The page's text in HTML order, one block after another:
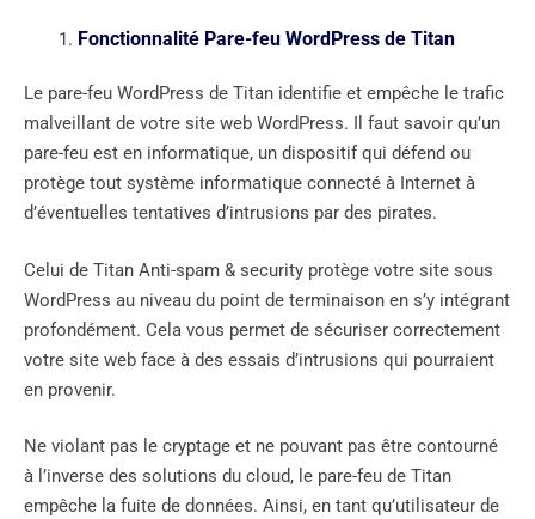
Fonctionnalité Pare-feu WordPress de Titan
Le pare-feu WordPress de Titan identifie et empêche le trafic
malveillant de votre site web WordPress. Il faut savoir qu’un
pare-feu est en informatique, un dispositif qui défend ou
protège tout système informatique connecté à Internet à
d’éventuelles tentatives d’intrusions par des pirates.
Celui de Titan Anti-spam & security protège votre site sous
WordPress au niveau du point de terminaison en s’y intégrant
profondément. Cela vous permet de sécuriser correctement
votre site web face à des essais d’intrusions qui pourraient
en provenir.
Ne violant pas le cryptage et ne pouvant pas être contourné
à l’inverse des solutions du cloud, le pare-feu de Titan
empêche la fuite de données. Ainsi, en tant qu’utilisateur de